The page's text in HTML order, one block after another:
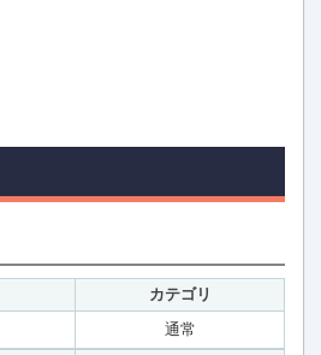
カテゴリ
通常